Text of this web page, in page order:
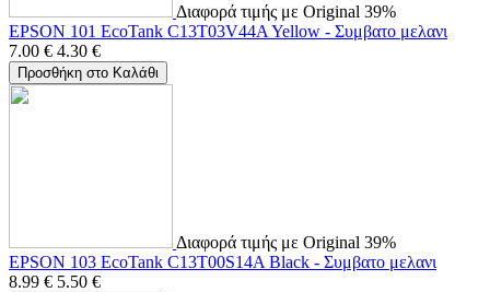
Διαφορά τιμής με Original 39%
EPSON 101 EcoTank C13T03V44A Yellow - Συμβατο μελανι
7.00 € 4.30 €
Προσθήκη στο Καλάθι
Διαφορά τιμής με Original 39%
EPSON 103 EcoTank C13T00S14A Black - Συμβατο μελανι
8.99 € 5.50 €